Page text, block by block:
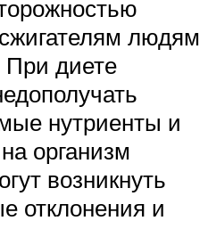
людям
При диете
нутриенты и
организм
возникнуть
отклонения и